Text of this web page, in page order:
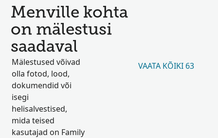
Menville kohta
on mälestusi
saadaval
Mälestused võivad
olla fotod, lood,
dokumendid või
isegi
helisalvestised,
mida teised
kasutajad on Family
VAATA KÕIKI 63